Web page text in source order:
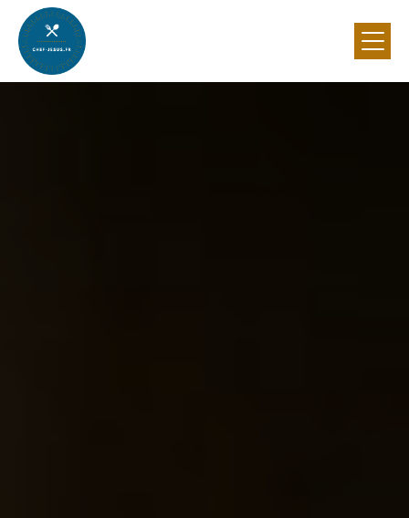
Panneau de gestion des cookies